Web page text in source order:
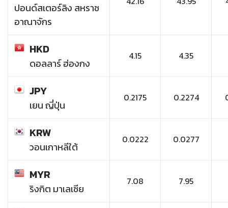
ปอนด์สเตอร์ลิง สหราช
อาณาจักร
HKD
ดอลลาร์ ฮ่องกง
4.15 4.35
JPY
เยน ญี่ปุ่น
0.2175 0.2274
KRW
วอนเกาหลีใต้
0.0222 0.0277
MYR
ริงกิต มาเลเซีย
7.08 7.95